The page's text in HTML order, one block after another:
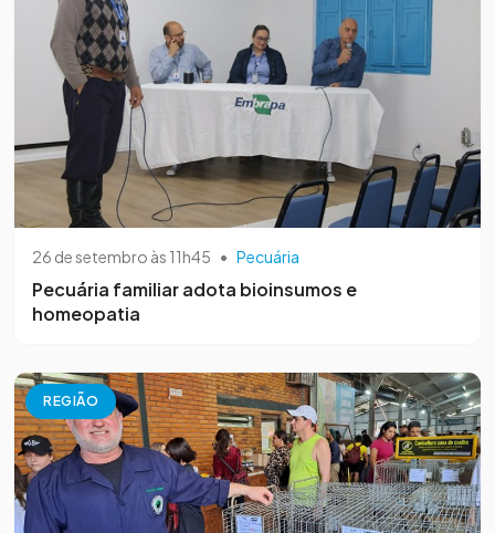
26 de setembro às 11h45 • Pecuária
Pecuária familiar adota bioinsumos e
homeopatia
REGIÃO